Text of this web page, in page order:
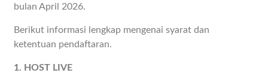
bulan April 2026.
Berikut informasi lengkap mengenai syarat dan
ketentuan pendaftaran.
1. HOST LIVE